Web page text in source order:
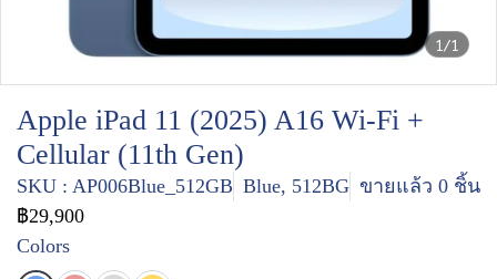
1/1
Apple iPad 11 (2025) A16 Wi-Fi +
Cellular (11th Gen)
SKU : AP006Blue_512GB Blue, 512BG ขายแล้ว 0 ชิ้น
฿29,900
Colors